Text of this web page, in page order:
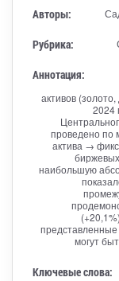
Авторы:
Рубрика:
Аннотация:
активов
2024
проведено по
актива →
наибольшую
представленные
могут
Ключевые слова: